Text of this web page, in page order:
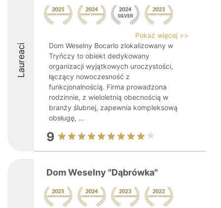
Laureaci
Pokaż więcej >>
Dom Weselny Bocarlo zlokalizowany w
Tryńczy to obiekt dedykowany
organizacji wyjątkowych uroczystości,
łączący nowoczesność z
funkcjonalnością. Firma prowadzona
rodzinnie, z wieloletnią obecnością w
branży ślubnej, zapewnia kompleksową
obsługę, ...
9
Dom Weselny "Dąbrówka"